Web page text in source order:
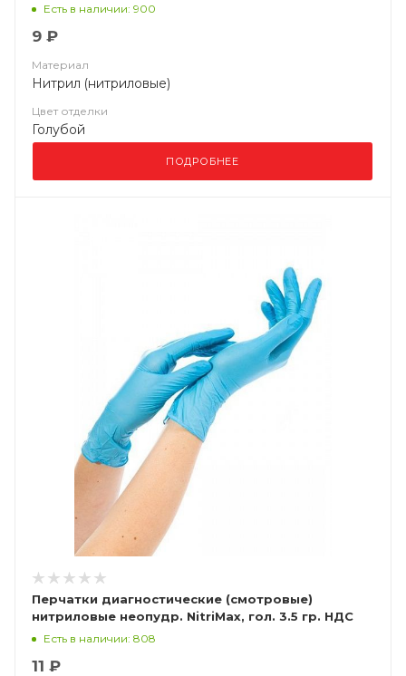
Есть в наличии: 900
9 ₽
Материал
Нитрил (нитриловые)
Цвет отделки
Голубой
ПОДРОБНЕЕ
Перчатки диагностические (смотровые)
нитриловые неопудр. NitriMax, гол. 3.5 гр. НДС
(10%)
Есть в наличии: 808
11 ₽